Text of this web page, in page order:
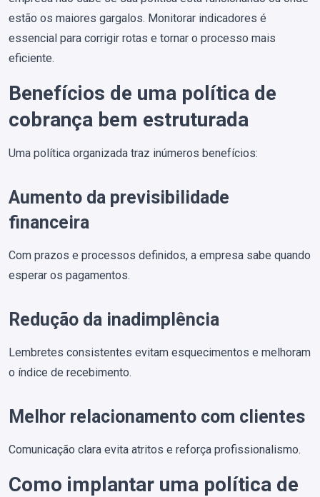
estão os maiores gargalos. Monitorar indicadores é
essencial para corrigir rotas e tornar o processo mais
eficiente.
Benefícios de uma política de
cobrança bem estruturada
Uma política organizada traz inúmeros benefícios:
Aumento da previsibilidade
financeira
Com prazos e processos definidos, a empresa sabe quando
esperar os pagamentos.
Redução da inadimplência
Lembretes consistentes evitam esquecimentos e melhoram
o índice de recebimento.
Melhor relacionamento com clientes
Comunicação clara evita atritos e reforça profissionalismo.
Como implantar uma política de